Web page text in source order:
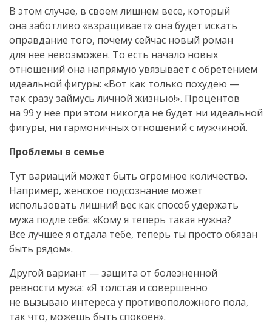
В этом случае, в своем лишнем весе, который
она заботливо «взращивает» она будет искать
оправдание того, почему сейчас новый роман
для нее невозможен. То есть начало новых
отношений она напрямую увязывает с обретением
идеальной фигуры: «Вот как только похудею —
так сразу займусь личной жизнью!». Процентов
на 99 у нее при этом никогда не будет ни идеальной
фигуры, ни гармоничных отношений с мужчиной.
Проблемы в семье
Тут вариаций может быть огромное количество.
Например, женское подсознание может
использовать лишний вес как способ удержать
мужа подле себя: «Кому я теперь такая нужна?
Все лучшее я отдала тебе, теперь ты просто обязан
быть рядом».
Другой вариант — защита от болезненной
ревности мужа: «Я толстая и совершенно
не вызываю интереса у противоположного пола,
так что, можешь быть спокоен».